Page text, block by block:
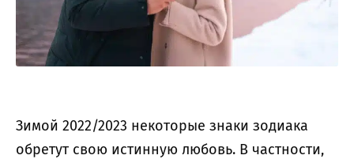
Зимой 2022/2023 некоторые знаки зодиака
обретут свою истинную любовь. В частности,